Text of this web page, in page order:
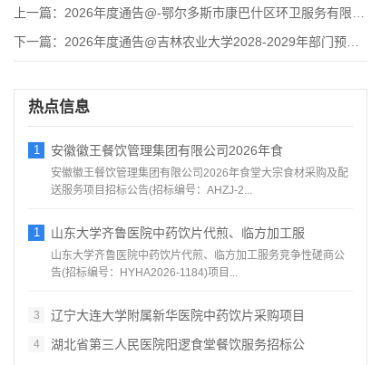
上一篇： 2026年度通告@-鄂尔多斯市康巴什区环卫服务有限公司垃圾清
下一篇： 2026年度通告@吉林农业大学2028-2029年部门预算项
热点信息
1 安徽徽王餐饮管理集团有限公司2026年食
安徽徽王餐饮管理集团有限公司2026年食堂大宗食材采购及配
送服务项目招标公告(招标编号：AHZJ-2...
1 山东大学齐鲁医院中药饮片代煎、临方加工服
山东大学齐鲁医院中药饮片代煎、临方加工服务竞争性磋商公
告(招标编号：HYHA2026-1184)项目...
3 辽宁大连大学附属新华医院中药饮片采购项目
4 湖北省第三人民医院阳逻食堂餐饮服务招标公